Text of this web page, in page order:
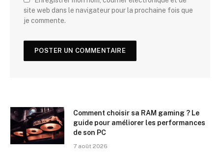
site web dans le navigateur pour la prochaine fois que
je commente.
Comment choisir sa RAM gaming ? Le
guide pour améliorer les performances
de son PC
7 août 2026